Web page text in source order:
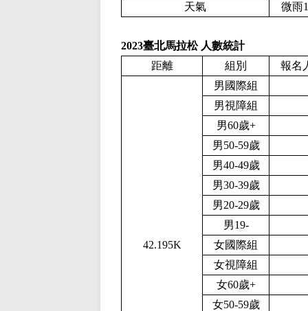
天氣
微雨
2023臺北馬拉松 人數統計
距離
組別 報名
42.195K
男國際組
男視障組
男60歲+
男50-59歲
男40-49歲
男30-39歲
男20-29歲
男19-
女國際組
女視障組
女60歲+
女50-59歲